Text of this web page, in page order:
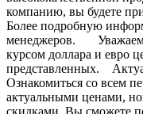
компанию, вы будете
Более подробную
менеджеров.
курсом доллара и евро
представленных.
Ознакомиться со всем
актуальными ценами,
скидками, Вы сможете